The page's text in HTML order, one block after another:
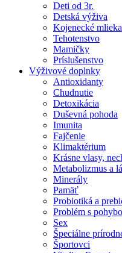
Deti od 3r.
Detská výživa
Kojenecké mlieka
Tehotenstvo
Mamičky
Príslušenstvo
Výživové doplnky
Antioxidanty
Chudnutie
Detoxikácia
Duševná pohoda
Imunita
Fajčenie
Klimaktérium
Krásne vlasy,
Metabolizmus a
Minerály
Pamäť
Probiotiká a
Problém s
Sex
Špeciálne
Športovci